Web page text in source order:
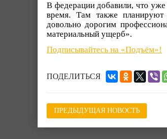
В федерации добавили, что
время. Там также планируют
довольно дорогим
материальный ущерб».
Подписывайтесь на «Подъём»!
ПОДЕЛИТЬСЯ
ПРЕДЫДУЩАЯ НОВОСТЬ